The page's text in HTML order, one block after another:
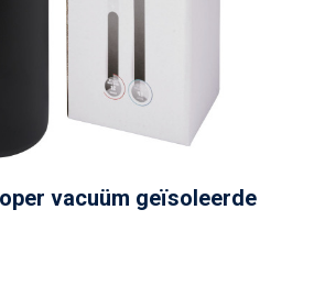
vacuüm geïsoleerde